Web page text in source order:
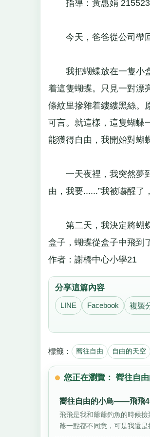
指導：黃惠娟
今天，爸爸從公司帶回
我把蝴蝶放在一隻小盒
着這隻蝴蝶。只見一對漂
條紋里摻雜着縷縷黑絲。
可言。就這樣，這隻蝴蝶
能獲得自由，我開始對蝴
一天夜裡，我突然夢到
由，我要......”我被嚇醒了
第二天，我決定將蝴蝶
盒子，蝴蝶從盒子中飛到
作者：謝橋中心小學21
分享這篇內容
LINE Facebook 複製
標籤： 嚮往自由 自由的天空
您正在瀏覽： 嚮往自
嚮往自由的小鳥——飛飛
飛飛是我和爺爺釣魚的時候
爺一點都不同意，可是我還是